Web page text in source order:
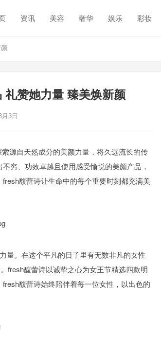
资讯 美容 奢华 娱乐 彩妆
赞她力量 臻美焕新颜
3日
源自天然成分的美颜力量，将久远流长的传
穷、功效卓越且使用感受愉悦的美颜产品，
馥蕾诗让生命中的每个重要时刻都充满美
量。在这个平凡的日子里有无数非凡的女性
fresh馥蕾诗以诚挚之心为女王节精选四款明
馥蕾诗始终陪伴着每一位女性，以出色的